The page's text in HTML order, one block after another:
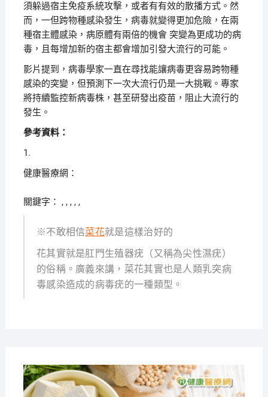
須躲過宿主免疫系統攻擊，或者有有效的散播方式。然
而，一但跨物種感染發生，病毒就變得更加危險，在兩
種宿主體感染，病原體有兩倍的機會 突變為更成功的病
毒，且每增加新的宿主都會增加引發大流行的可能。
影片提到，病毒學家一直在尋找能讓病毒更容易跨物種
感染的突變，但預測下一次大流行仍是一大挑戰。專家
將持續監控新病毒株，甚至研發出疫苗，阻止大流行的
發生。
參考資料：
1.
健康醫療網：
關鍵字： , , , , ,
※不敢相信菜花就是這樣治好的
花其實就是肛門生殖器疣（又稱為尖性濕疣）
的俗稱。廣義來講，菜花其實也是人類乳突病
毒感染造成的病毒疣的一種類型。